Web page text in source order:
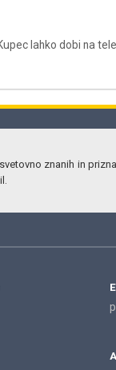
lahko dobi na
znanih in